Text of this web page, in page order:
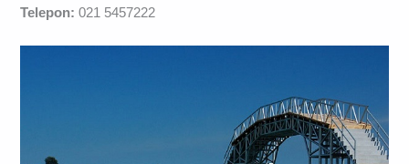
Telepon:021 5457222